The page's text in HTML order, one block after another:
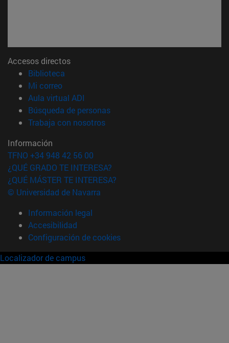
Accesos directos
Biblioteca
Mi correo(abre en nueva ventana)
Aula virtual ADI
Búsqueda de personas(abre en nueva ventana)
Trabaja con nosotros(abre en nueva ventana)
Información
TFNO +34 948 42 56 00
¿QUÉ GRADO TE INTERESA?
¿QUÉ MÁSTER TE INTERESA?
© Universidad de Navarra
Información legal
Accesibilidad
Configuración de cookies
Localizador de campus